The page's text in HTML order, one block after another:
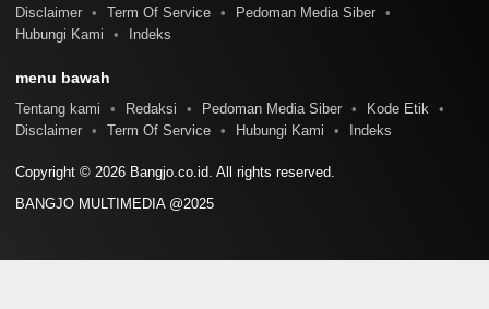
Disclaimer
Term Of Service
Pedoman Media Siber
Hubungi Kami
Indeks
menu bawah
Tentang kami Redaksi Pedoman Media Siber
Kode Etik
Disclaimer
Term Of Service Hubungi Kami Indeks
Copyright © 2026 Bangjo.co.id. All rights reserved.
BANGJO MULTIMEDIA @2025